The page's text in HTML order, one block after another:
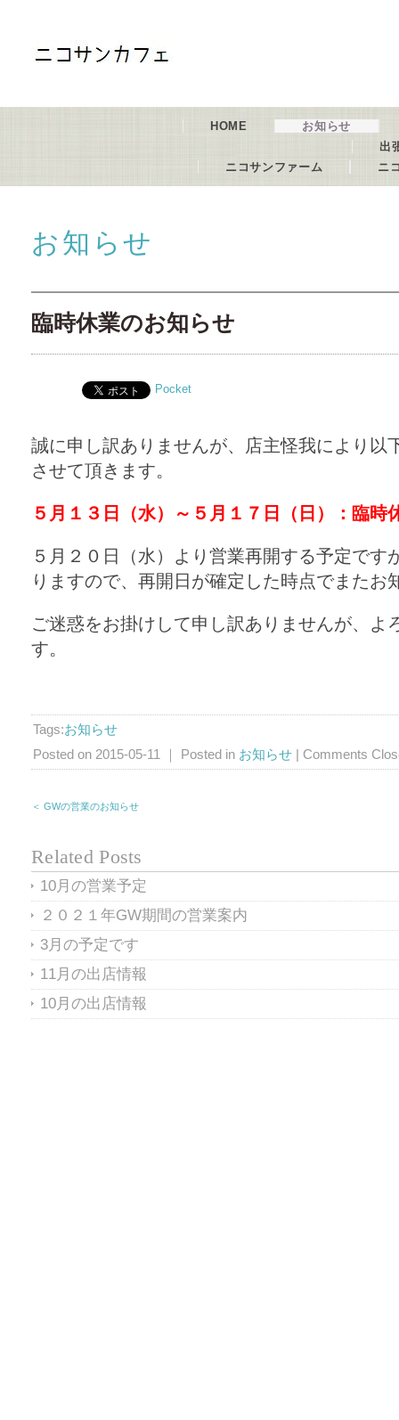
HOME
お知らせ
出
ニコサンファーム
ニ
お知らせ
臨時休業のお知らせ
Pocket
誠に申し訳ありませんが、店主怪我により以
させて頂きます。
５月１３日（水）～５月１７日（日）：臨時
５月２０日（水）より営業再開する予定です
りますので、再開日が確定した時点でまたお
ご迷惑をお掛けして申し訳ありませんが、よ
す。
Tags:お知らせ
Posted on 2015-05-11 ｜ Posted in お知らせ | Comments
＜ GWの営業のお知らせ
Related Posts
10月の営業予定
２０２１年GW期間の営業案内
3月の予定です
11月の出店情報
10月の出店情報